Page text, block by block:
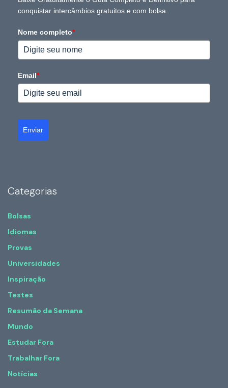
conquistar intercâmbios gratuitos e com bolsa.
Nome completo*
Email*
Enviar
Categorias
Bolsas
Idiomas
Provas
Universidades
Inspiração
Testes
Resumão da Semana
Mundo
Estudar Fora
Trabalhar Fora
Notícias